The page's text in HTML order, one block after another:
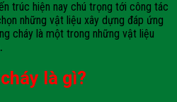
trúc hiện nay chú trọng tới công tác
những vật liệu xây dựng đáp ứng
cháy là một trong những vật liệu
.
là gì?